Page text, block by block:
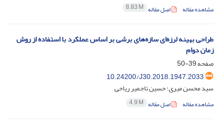
مشاهده مقاله اصل مقاله 8.83 M
طراحی بهینه لرزه‌ای سازه‌های برشی بر اساس عملکرد با استفاده از روش
زمان دوام
صفحه39-50
10.24200/J30.2018.1947.2033
سید محسن میری؛ حسین تاجمیر ریاحی
مشاهده مقاله اصل مقاله 4.9 M